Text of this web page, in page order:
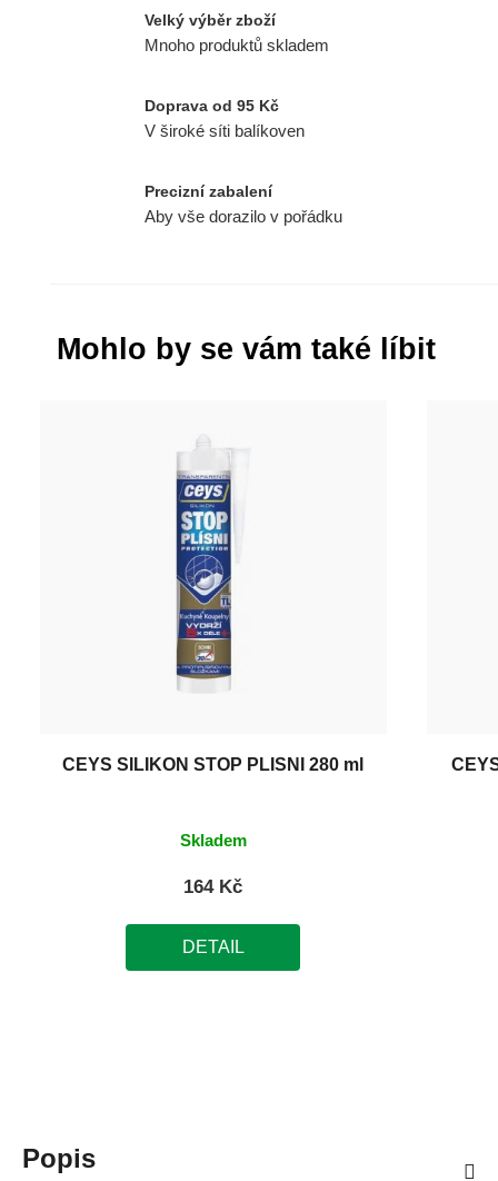
Velký výběr zboží
Mnoho produktů skladem
Doprava od 95 Kč
V široké síti balíkoven
Precizní zabalení
Aby vše dorazilo v pořádku
Mohlo by se vám také líbit
CEYS SILIKON STOP PLÍSNI 280 ml
Skladem
164 Kč
DETAIL
Popis